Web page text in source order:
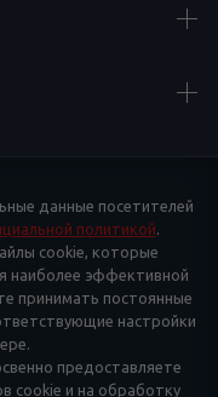
данные посетителей
политикой.
cookie, которые
наиболее эффективной
принимать постоянные
настройки
предоставляете
cookie и на обработку